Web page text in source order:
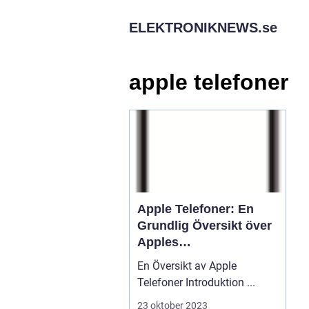
ELEKTRONIKNEWS.se
apple telefoner
Apple Telefoner: En
Grundlig Översikt över
Apples
Flaggskeppsprodukter
En Översikt av Apple
Telefoner Introduktion ...
23 oktober 2023